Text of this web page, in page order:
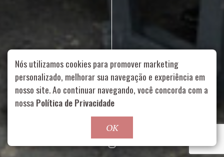
Rua Aurélia, 1714 – Vila Romana, São Paulo – SP | 55 11
99178-5848 | contato@nucleofood.com
Role para continar
Nós utilizamos cookies para promover marketing
personalizado, melhorar sua navegação e experiência em
nosso site. Ao continuar navegando, você concorda com a
nossa Política de Privacidade
OK